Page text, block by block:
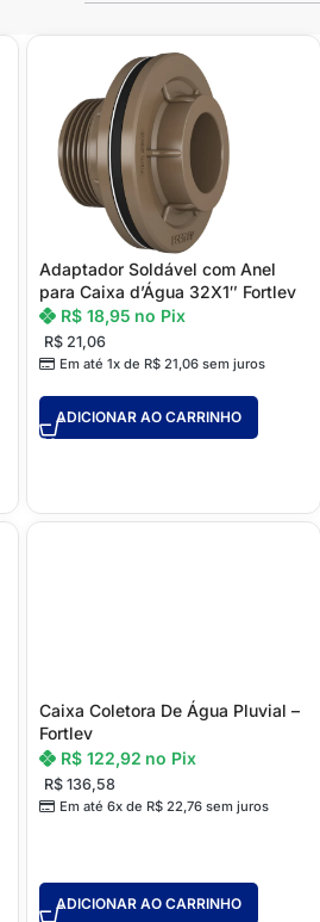
Adaptador Soldável com Anel
para Caixa d’Água 32X1″ Fortlev
R$ 21,06
Em até 1x de R$21,06sem juros
R$18,95 no Pix
ADICIONAR AO CARRINHO
Caixa Coletora De Água Pluvial –
Fortlev
R$ 136,58
Em até 6x de R$22,76sem juros
R$122,92 no Pix
ADICIONAR AO CARRINHO